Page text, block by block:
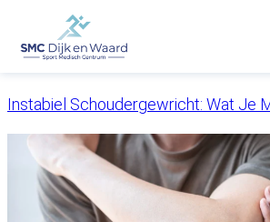
naar
inhoud
Categorie:
Instabiel Schoudergewricht: Wat Je